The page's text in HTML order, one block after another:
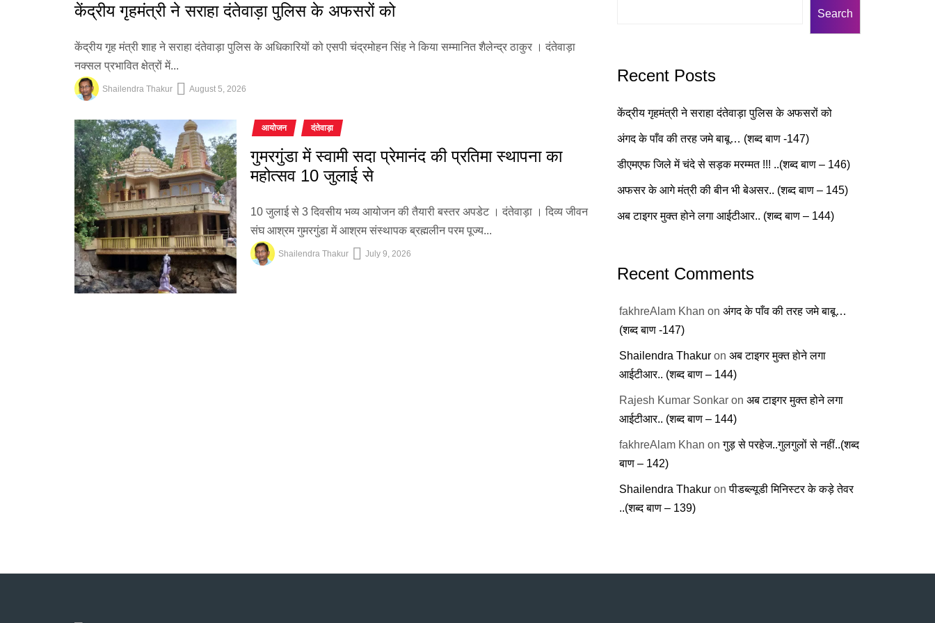
केंद्रीय गृहमंत्री ने सराहा दंतेवाड़ा पुलिस के अफसरों को
केंद्रीय गृह मंत्री शाह ने सराहा दंतेवाड़ा पुलिस के अधिकारियों को एसपी चंद्रमोहन सिंह ने किया सम्मानित शैलेन्द्र ठाकुर । दंतेवाड़ा
नक्सल प्रभावित क्षेत्रों में...
Shailendra Thakur August 5, 2026
आयोजन दंतेवाड़ा
गुमरगुंडा में स्वामी सदा प्रेमानंद की प्रतिमा स्थापना का
महोत्सव 10 जुलाई से
10 जुलाई से 3 दिवसीय भव्य आयोजन की तैयारी बस्तर अपडेट । दंतेवाड़ा । दिव्य जीवन
संघ आश्रम गुमरगुंडा में आश्रम संस्थापक ब्रह्मलीन परम पूज्य...
Shailendra Thakur July 9, 2026
Search
Recent Posts
केंद्रीय गृहमंत्री ने सराहा दंतेवाड़ा पुलिस के अफसरों को
अंगद के पाँव की तरह जमे बाबू… (शब्द बाण -147)
डीएमएफ जिले में चंदे से सड़क मरम्मत !!! ..(शब्द बाण – 146)
अफसर के आगे मंत्री की बीन भी बेअसर.. (शब्द बाण – 145)
अब टाइगर मुक्त होने लगा आईटीआर.. (शब्द बाण – 144)
Recent Comments
fakhreAlam Khan on अंगद के पाँव की तरह जमे बाबू…
(शब्द बाण -147)
Shailendra Thakuron अब टाइगर मुक्त होने लगा
आईटीआर.. (शब्द बाण – 144)
Rajesh Kumar Sonkaron अब टाइगर मुक्त होने लगा
आईटीआर.. (शब्द बाण – 144)
fakhreAlam Khan onगुड़ से परहेज..गुलगुलों से नहीं..(शब्द
बाण – 142)
Shailendra Thakuronपीडब्ल्यूडी मिनिस्टर के कड़े तेवर
..(शब्द बाण – 139)